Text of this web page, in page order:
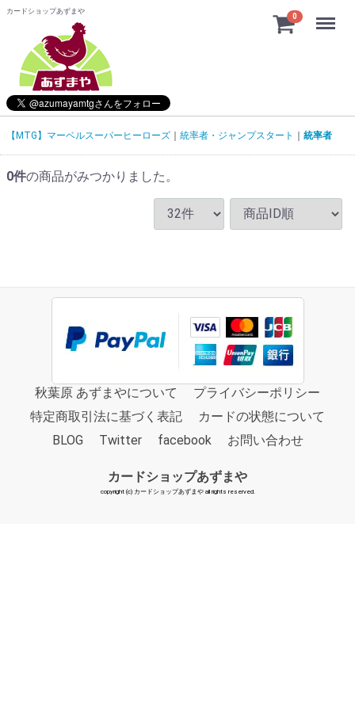
カードショップあずまや
0 Menu
【MTG】マーベルスーパーヒーローズ 統率者・ジャンプスタート 統率者
0件の商品がみつかりました。
秋葉原 あずまやについて
プライバシーポリシー
特定商取引法に基づく表記
カードの状態について
BLOG
Twitter facebook お問い合わせ
カードショップあずまや
copyright (c) カードショップあずまや all rights reserved.